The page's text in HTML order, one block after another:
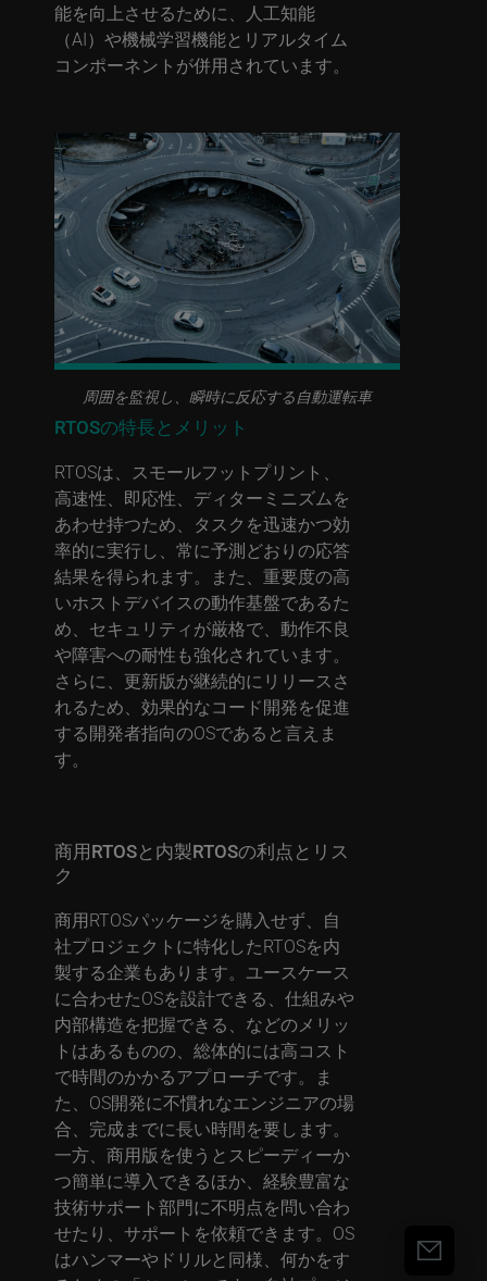
能を向上させるために、人工知能
（AI）や機械学習機能とリアルタイム
コンポーネントが併用されています。
周囲を監視し、瞬時に反応する自動運転車
RTOSの特長とメリット
RTOSは、スモールフットプリント、
高速性、即応性、ディターミニズムを
あわせ持つため、タスクを迅速かつ効
率的に実行し、常に予測どおりの応答
結果を得られます。また、重要度の高
いホストデバイスの動作基盤であるた
め、セキュリティが厳格で、動作不良
や障害への耐性も強化されています。
さらに、更新版が継続的にリリースさ
れるため、効果的なコード開発を促進
する開発者指向のOSであると言えま
す。
商用RTOSと内製RTOSの利点とリス
ク
商用RTOSパッケージを購入せず、自
社プロジェクトに特化したRTOSを内
製する企業もあります。ユースケース
に合わせたOSを設計できる、仕組みや
内部構造を把握できる、などのメリッ
トはあるものの、総体的には高コスト
で時間のかかるアプローチです。ま
た、OS開発に不慣れなエンジニアの場
合、完成までに長い時間を要します。
一方、商用版を使うとスピーディーか
つ簡単に導入できるほか、経験豊富な
技術サポート部門に不明点を問い合わ
せたり、サポートを依頼できます。OS
はハンマーやドリルと同様、何かをす